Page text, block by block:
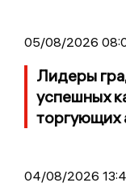
05/08/2026
Лидеры
успешных
торгующих
04/08/2026